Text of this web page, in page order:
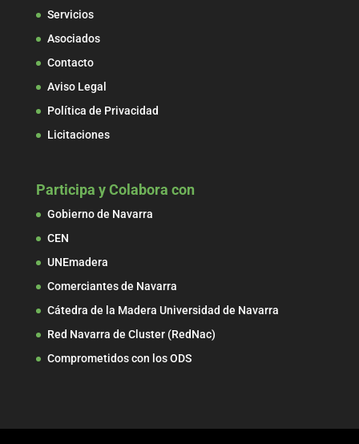
Servicios
Asociados
Contacto
Aviso Legal
Política de Privacidad
Licitaciones
Participa y Colabora con
Gobierno de Navarra
CEN
UNEmadera
Comerciantes de Navarra
Cátedra de la Madera Universidad de Navarra
Red Navarra de Cluster (RedNac)
Comprometidos con los ODS